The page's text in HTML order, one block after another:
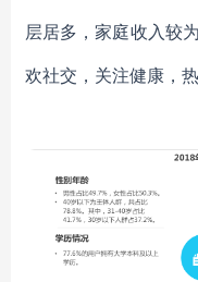
层居多，家庭收入较
欢社交，关注健康，热